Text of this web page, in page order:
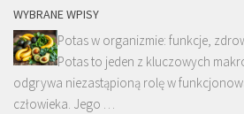
WYBRANE WPISY
Potas w organizmie: funkcje,
Potas to jeden z kluczowych
odgrywa niezastąpioną rolę w
człowieka. Jego …